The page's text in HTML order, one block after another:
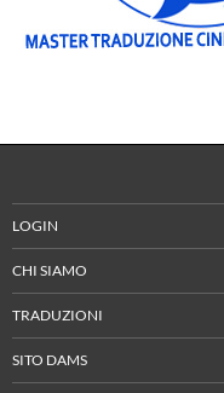
LOGIN
CHI SIAMO
TRADUZIONI
SITO DAMS